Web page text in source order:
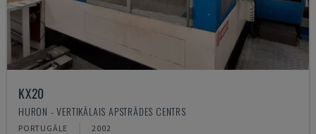
KX20
HURON - VERTIKĀLAIS APSTRĀDES CENTRS
PORTUGĀLE 2002